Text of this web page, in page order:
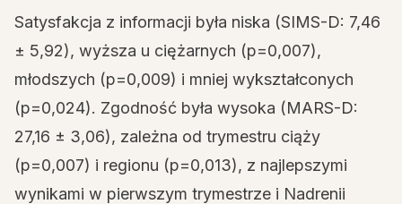
Satysfakcja z informacji była niska (SIMS-D: 7,46
± 5,92), wyższa u ciężarnych (p=0,007),
młodszych (p=0,009) i mniej wykształconych
(p=0,024). Zgodność była wysoka (MARS-D:
27,16 ± 3,06), zależna od trymestru ciąży
(p=0,007) i regionu (p=0,013), z najlepszymi
wynikami w pierwszym trymestrze i Nadrenii